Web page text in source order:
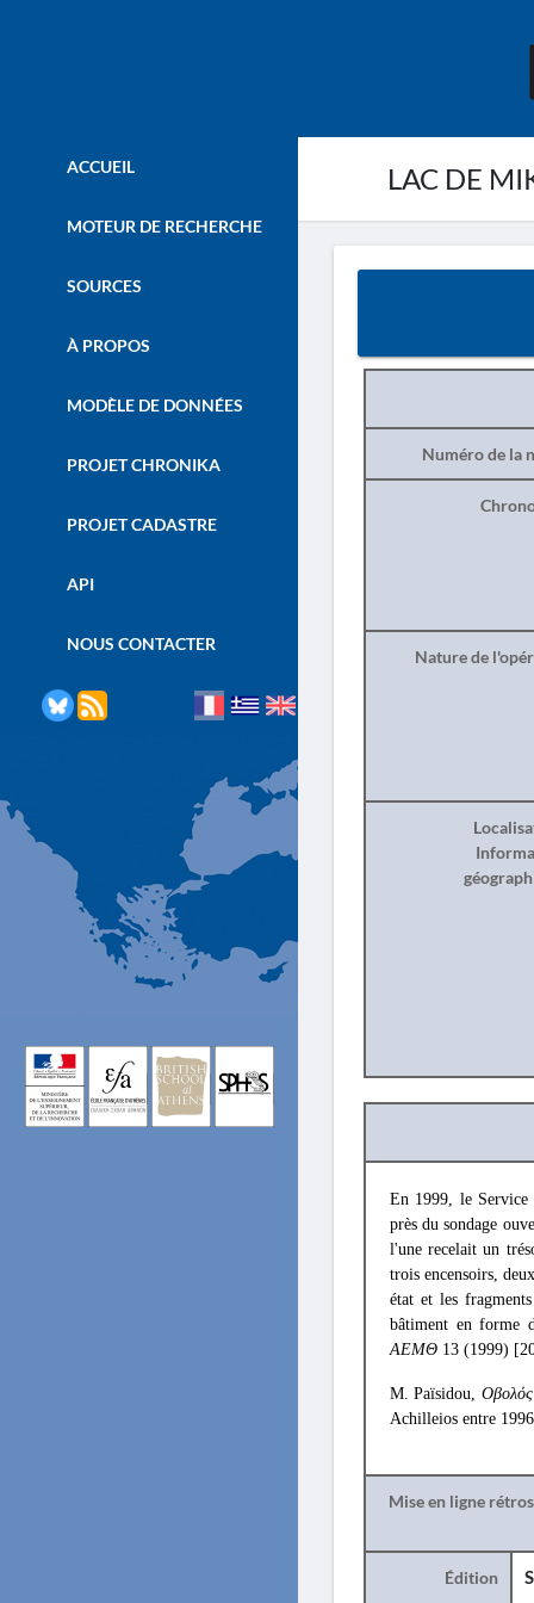
LAC DE
ACCUEIL
MOTEUR DE RECHERCHE
SOURCES
À PROPOS
MODÈLE DE DONNÉES
PROJET CHRONIKA
PROJET CADASTRE
API
NOUS CONTACTER
Numéro de la
Nature de
En 1999, le Service
près du sondage
l'une recelait un
trois encensoirs,
état et les
bâtiment en forme
ΑΕΜΘ 13 (1999)
M. Païsidou, Οβολός
Achilleios entre
Mise en ligne
Édition